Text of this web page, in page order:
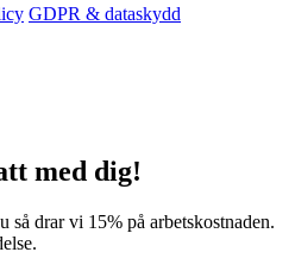
GDPR & dataskydd
med dig!
så drar vi 15% på arbetskostnaden.